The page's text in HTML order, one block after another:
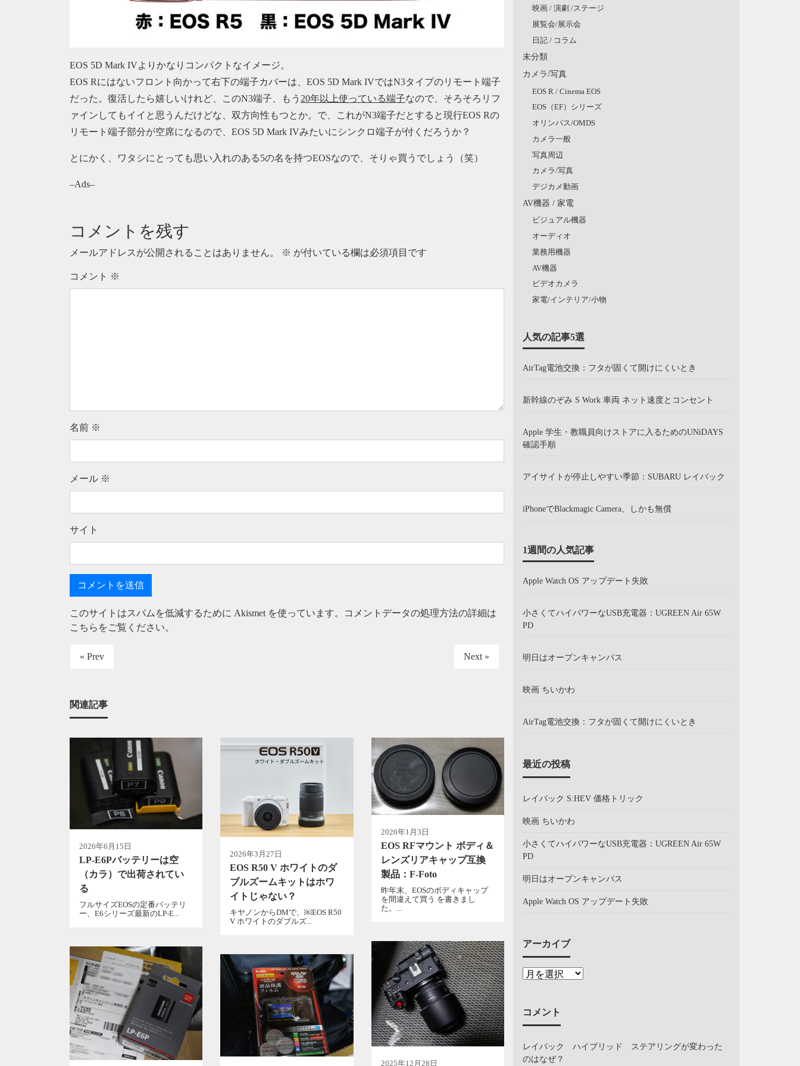
EOS 5D Mark IVよりかなりコンパクトなイメージ。
EOS Rにはないフロント向かって右下の端子カバーは、EOS 5D Mark IVではN3タイプのリモート端子
だった。復活したら嬉しいけれど、このN3端子、もう 20年以上使っている端子なので、そろそろリフ
ァインしてもイイと思うんだけどな、双方向性もつとか。で、これがN3端子だとすると現行EOS Rの
リモート端子部分が空席になるので、EOS 5D Mark IVみたいにシンクロ端子が付くだろうか？
とにかく、ワタシにとっても思い入れのある5の名を持つEOSなので、そりゃ買うでしょう（笑）
–Ads–
コメントを残す
メールアドレスが公開されることはありません。 ※ が付いている欄は必須項目です
コメント ※
名前 ※
メール ※
サイト
このサイトはスパムを低減するために Akismet を使っています。
コメントデータの処理方法の詳細は
こちらをご覧ください。
« Prev Next »
関連記事
2026年6月15日
LP-E6Pバッテリーは空
（カラ）で出荷されてい
る
フルサイズEOSの定番バッテリ
ー、E6シリーズ最新のLP-E...
2026年3月27日
EOS R50 V ホワイトのダ
ブルズームキットはホワ
イトじゃない？
キヤノンからDMで、￼EOS R50
V ホワイトのダブルズ...
2026年1月3日
EOS RFマウント ボディ＆
レンズリアキャップ互換
製品：F-Foto
昨年末、EOSのボディキャップ
を間違えて買う を書きまし
た。...
2025年12月28日
映画 / 演劇 /ステージ
展覧会/展示会
日記 / コラム
未分類
カメラ/写真
EOS R / Cinema EOS
EOS（EF）シリーズ
オリンパス/OMDS
カメラ一般
写真周辺
カメラ/写真
デジカメ動画
AV機器 / 家電
ビジュアル機器
オーディオ
業務用機器
AV機器
ビデオカメラ
家電/インテリア/小物
人気の記事5選
AirTag電池交換：フタが固くて開けにくいとき
新幹線のぞみ S Work 車両 ネット速度とコンセント
Apple 学生・教職員向けストアに入るためのUNiDAYS
確認手順
アイサイトが停止しやすい季節：SUBARU レイバック
iPhoneでBlackmagic Camera、しかも無償
1週間の人気記事
Apple Watch OS アップデート失敗
小さくてハイパワーなUSB充電器：UGREEN Air 65W
PD
明日はオープンキャンパス
映画 ちいかわ
AirTag電池交換：フタが固くて開けにくいとき
最近の投稿
レイバック S:HEV 価格トリック
映画 ちいかわ
小さくてハイパワーなUSB充電器：UGREEN Air 65W
PD
明日はオープンキャンパス
Apple Watch OS アップデート失敗
アーカイブ
コメント
レイバック ハイブリッド ステアリングが変わった
のはなぜ？